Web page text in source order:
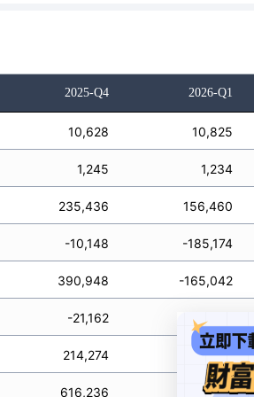
2025-Q4 2026-Q1
10,628 10,825
1,245 1,234
235,436 156,460
-10,148 -185,174
390,948 -165,042
-21,162 -843
214,274 155,617
616,236 -193,756